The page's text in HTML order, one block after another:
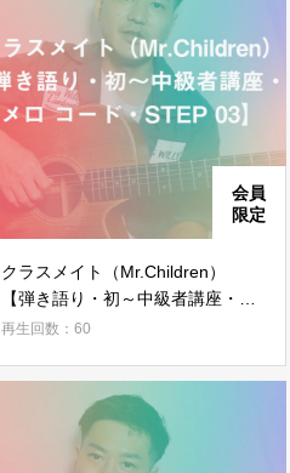
クラスメイト（Mr.Children）
【弾き語り・初～中級者講座・B
メロ コード・STEP 03】
再生回数：60